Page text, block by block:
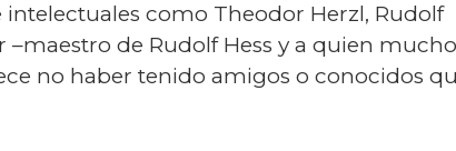
como Theodor Herzl, Rudolf
de Rudolf Hess y a quien
no haber tenido amigos o conocidos